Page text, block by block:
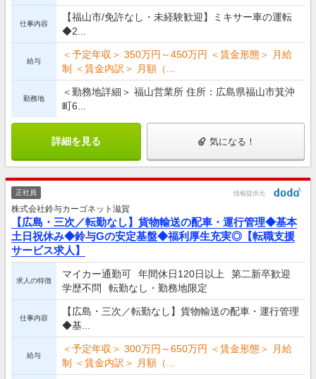
仕事内容
【福山市/免許なし・未経験歓迎】ミキサー車の運転
◆2...
給与
＜予定年収＞ 350万円～450万円 ＜賃金形態＞ 月給
制 ＜賃金内訳＞ 月額（...
勤務地
＜勤務地詳細＞ 福山営業所 住所：広島県福山市箕沖
町6...
詳細を見る 気になる！
正社員 情報提供元
株式会社鈴与カーゴネット滋賀
【広島・三次／転勤なし】貨物輸送の配車・運行管理◆基本
土日祝休み◆鈴与Gの安定基盤◆福利厚生充実◎【転職支援
サービス求人】
求人の特徴
マイカー通勤可 年間休日120日以上
第二新卒歓迎
学歴不問
転勤なし・勤務地限定
仕事内容
【広島・三次／転勤なし】貨物輸送の配車・運行管理
◆基...
給与
＜予定年収＞ 300万円～650万円 ＜賃金形態＞ 月給
制 ＜賃金内訳＞ 月額（...